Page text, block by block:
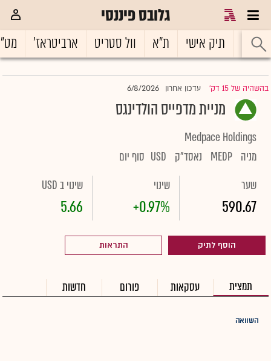
גלובס פיננסי
ראשי תיק אישי ת"א וול סטריט ארביטראז'
בהשהיה של 15 דק' |עדכון אחרון 6/8/2026
מניית מדפייס הולדינגס
Medpace Holdings
מניה MEDP נאסד"ק USD סוף יום
שער
590.67
שינוי
+0.97%
שינוי ב USD
5.66
הוסף לתיק התראות
תמצית עסקאות פורום חדשות
השוואה